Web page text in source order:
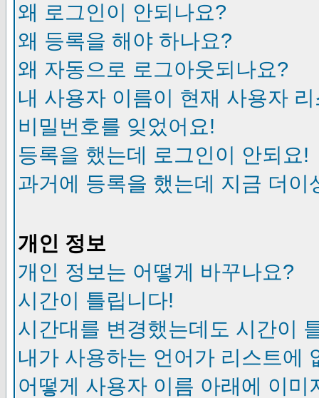
왜 로그인이 안되나요?
왜 등록을 해야 하나요?
왜 자동으로 로그아웃되나요?
내 사용자 이름이 현재 사용자
비밀번호를 잊었어요!
등록을 했는데 로그인이 안되요!
과거에 등록을 했는데 지금 더이
개인 정보
개인 정보는 어떻게 바꾸나요?
시간이 틀립니다!
시간대를 변경했는데도 시간이
내가 사용하는 언어가 리스트에
어떻게 사용자 이름 아래에 이미